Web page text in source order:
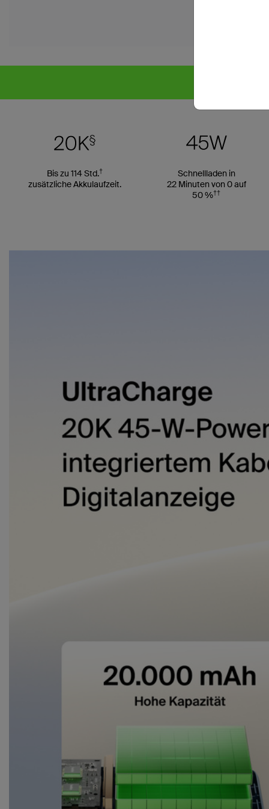
Bis zu 114 Std.†
zusätzliche Akkulaufzeit.
Schnellladen in
22 Minuten von 0 auf
50 %††